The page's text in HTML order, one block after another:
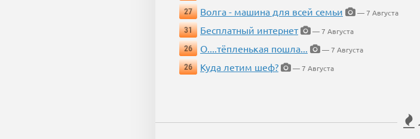
27
Волга - машина для всей семьи
— 7 Августа
31
Бесплатный интернет
— 7 Августа
26
О....тёпленькая пошла...
— 7 Августа
26
Куда летим шеф? — 7 Августа